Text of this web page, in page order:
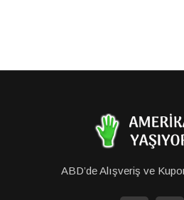
ABD’de Alışveriş ve